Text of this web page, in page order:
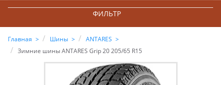
ФИЛЬТР
Главная Шины
ANTARES
Зимние шины ANTARES Grip 20 205/65 R15